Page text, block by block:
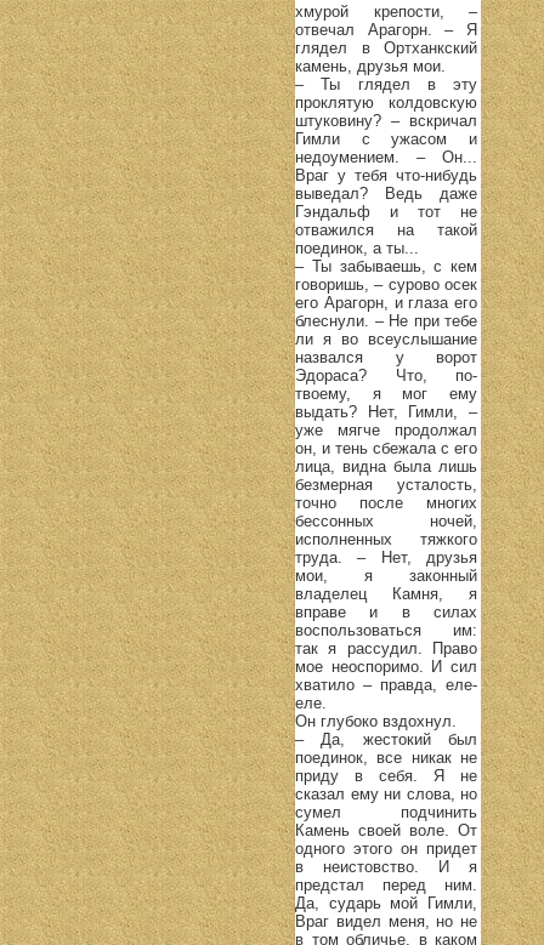
хмурой крепости, –
отвечал Арагорн. – Я
глядел в Ортханкский
камень, друзья мои.
– Ты глядел в эту
проклятую колдовскую
штуковину? – вскричал
Гимли с ужасом и
недоумением. – Он...
Враг у тебя что-нибудь
выведал? Ведь даже
Гэндальф и тот не
отважился на такой
поединок, а ты...
– Ты забываешь, с кем
говоришь, – сурово осек
его Арагорн, и глаза его
блеснули. – Не при тебе
ли я во всеуслышание
назвался у ворот
Эдораса? Что, по-
твоему, я мог ему
выдать? Нет, Гимли, –
уже мягче продолжал
он, и тень сбежала с его
лица, видна была лишь
безмерная усталость,
точно после многих
бессонных ночей,
исполненных тяжкого
труда. – Нет, друзья
мои, я законный
владелец Камня, я
вправе и в силах
воспользоваться им:
так я рассудил. Право
мое неоспоримо. И сил
хватило – правда, еле-
еле.
Он глубоко вздохнул.
– Да, жестокий был
поединок, все никак не
приду в себя. Я не
сказал ему ни слова, но
сумел подчинить
Камень своей воле. От
одного этого он придет
в неистовство. И я
предстал перед ним.
Да, сударь мой Гимли,
Враг видел меня, но не
в том обличье, в каком